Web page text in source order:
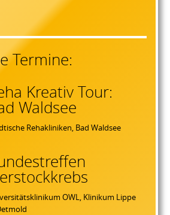
Termine:
Kreativ Tour:
Waldsee
Rehakliniken, Bad Waldsee
OWL, Klinikum Lippe